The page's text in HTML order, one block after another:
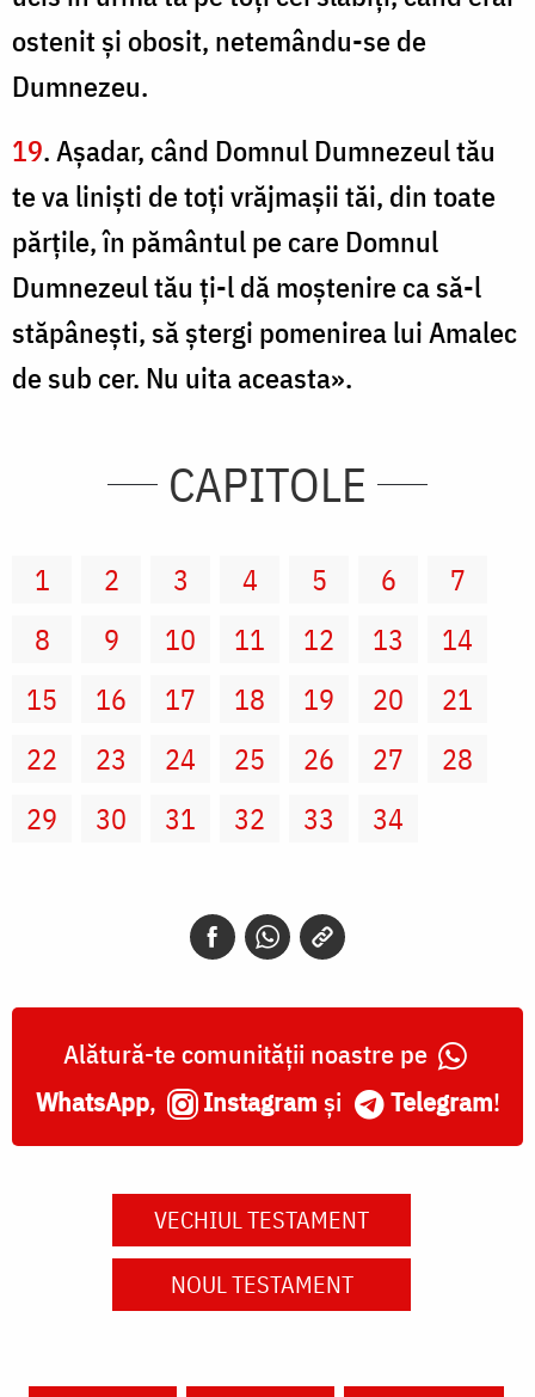
ostenit şi obosit, netemându-se de
Dumnezeu.
19. Aşadar, când Domnul Dumnezeul tău
te va linişti de toţi vrăjmaşii tăi, din toate
părţile, în pământul pe care Domnul
Dumnezeul tău ţi-l dă moştenire ca să-l
stăpâneşti, să ştergi pomenirea lui Amalec
de sub cer. Nu uita aceasta».
CAPITOLE
1 2 3 4 5 6
7
8
9 10 11 12 13
14
15
16 17 18 19 20
21
22
23 24 25 26 27
28
29
30 31 32 33 34
Alătură-te comunității noastre pe
WhatsApp, Instagram și Telegram!
VECHIUL TESTAMENT
NOUL TESTAMENT